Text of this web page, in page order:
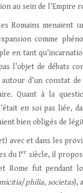
au sein de l’Empire
Romains menaient
comme
en tant
l’objet de débats
d’un constat
Quant à la
en soi pas liée,
bien obligés de
avec et dans les
du Ier siècle, il
Rome fut pendant
/philia, societas),